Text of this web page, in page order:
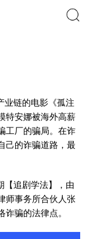
业链的电影《孤注
特安娜被海外高薪
工厂的骗局。在诈
己的诈骗道路，最
【追剧学法】，由
师事务所合伙人张
骗的法律点。